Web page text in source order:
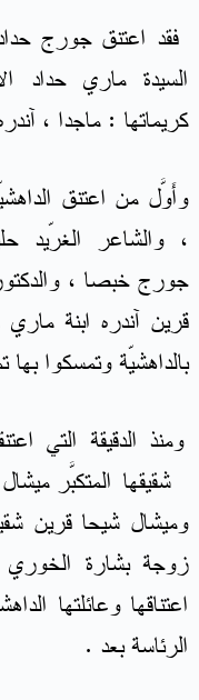
فقد اعتنق جورج
السيدة ماري حداد
كريماتها : ماجدا ،
وأَوَّل من اعتنق
، والشاعر الغرّيد
جورج خبصا ،
قرين آندره ابنة
بالداهشيّة وتمسكوا
ومنذ الدقيقة التي
شقيقها المتكبّر
وميشال شيحا قرين
زوجة بشارة
اعتناقها وعائلتها
الرئاسة بعد .